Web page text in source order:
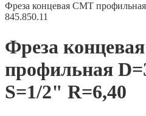
Фреза концевая CMT
845.850.11
Фреза
профильная
S=1/2" R=6,40